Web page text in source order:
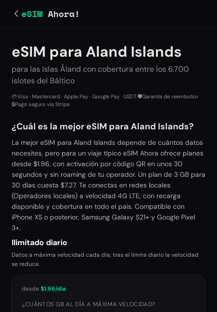
eSIM Ahora!
eSIM para Aland Islands
para las Islas Åland con cobertura entre los 6.700
islotes del Báltico
💳Visa · Mastercard · Apple Pay · Google Pay · USDT🛡️Garantía de reembolso
🔒Pago seguro vía Stripe
¿Cuál es la mejor eSIM para Aland Islands?
La mejor eSIM para Aland Islands depende de cuántos datos
necesites, pero para un viaje típico eSIM Ahora ofrece planes
desde $1.96, con activación por código QR en unos 30
segundos y sin roaming de tu operador. Un plan de 3 GB para
30 días cuesta $7.27. Te conectas en redes locales
(Operadores locales) a velocidad 4G LTE, con recarga
disponible y cobertura en todo el país. Compatible con
iPhone XS o posterior, Samsung Galaxy S21+ y Google Pixel
3+.
Ilimitado diario
Datos a máxima velocidad cada día; tras el límite diario la velocidad
se reduce.
desde$1.96/día
¿CUÁNTOS GB AL DÍA A MÁXIMA VELOCIDAD?